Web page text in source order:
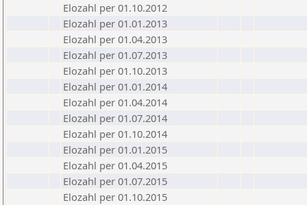
Elozahl per 01.10.2012
Elozahl per 01.01.2013
Elozahl per 01.04.2013
Elozahl per 01.07.2013
Elozahl per 01.10.2013
Elozahl per 01.01.2014
Elozahl per 01.04.2014
Elozahl per 01.07.2014
Elozahl per 01.10.2014
Elozahl per 01.01.2015
Elozahl per 01.04.2015
Elozahl per 01.07.2015
Elozahl per 01.10.2015